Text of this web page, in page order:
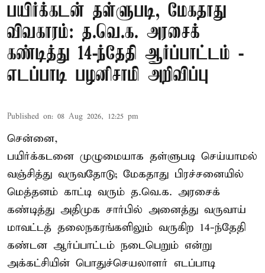
பயிர்க்கடன் தள்ளுபடி, மேகதாது
விவகாரம்: த.வெ.க. அரசைக்
கண்டித்து 14-ந்தேதி ஆர்ப்பாட்டம் -
எடப்பாடி பழனிசாமி அறிவிப்பு
Published on: 08 Aug 2026, 12:25 pm
சென்னை,
பயிர்க்கடனை முழுமையாக தள்ளுபடி செய்யாமல்
வஞ்சித்து வருவதோடு; மேகதாது பிரச்சனையில்
மெத்தனம் காட்டி வரும் த.வெ.க. அரசைக்
கண்டித்து அதிமுக சார்பில் அனைத்து வருவாய்
மாவட்டத் தலைநகரங்களிலும் வருகிற 14-ந்தேதி
கண்டன ஆர்ப்பாட்டம் நடைபெறும் என்று
அக்கட்சியின் பொதுச்செயலாளர் எடப்பாடி